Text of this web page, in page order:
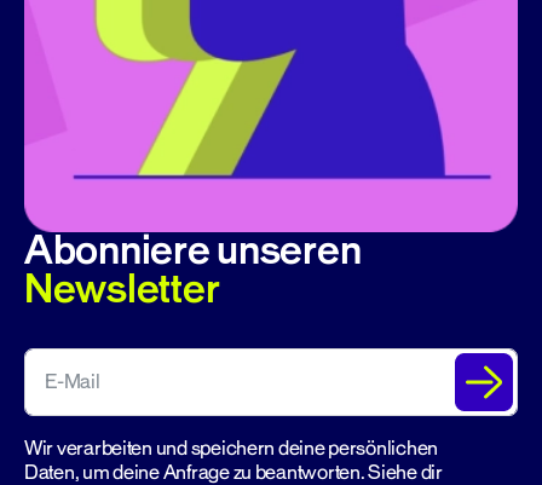
Abonniere unseren
Newsletter
Wir verarbeiten und speichern deine persönlichen
Daten, um deine Anfrage zu beantworten. Siehe dir